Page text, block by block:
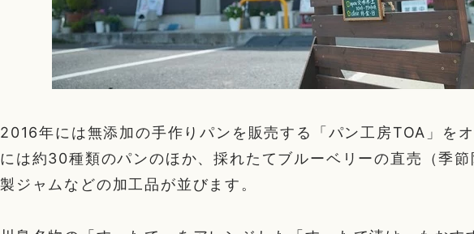
2016年には無添加の手作りパンを販売する「パン工房TOA」を
には約30種類のパンのほか、採れたてブルーベリーの直売（季
製ジャムなどの加工品が並びます。